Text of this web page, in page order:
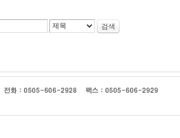
검색